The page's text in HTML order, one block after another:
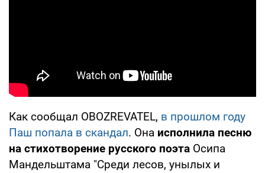
Как сообщал OBOZREVATEL, в прошлом году
Паш попала в скандал. Она исполнила песню
на стихотворение русского поэта Осипа
Мандельштама "Среди лесов, унылых и